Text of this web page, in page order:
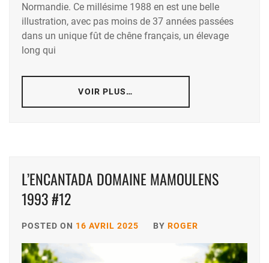
Normandie. Ce millésime 1988 en est une belle
illustration, avec pas moins de 37 années passées
dans un unique fût de chêne français, un élevage
long qui
VOIR PLUS…
L’ENCANTADA DOMAINE MAMOULENS
1993 #12
POSTED ON 16 AVRIL 2025 BY ROGER